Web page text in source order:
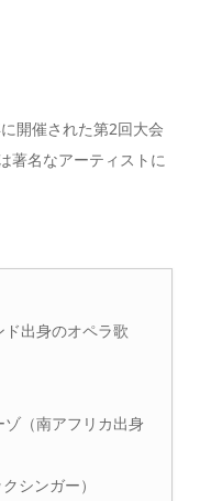
開催された第2回大会
著名なアーティストに
出身のオペラ歌
（南アフリカ出身
シンガー）